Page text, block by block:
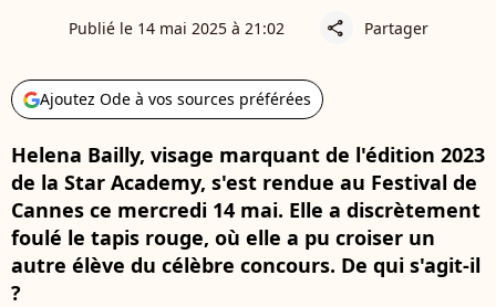
Publié le 14 mai 2025 à 21:02 share Partager
Ajoutez Ode à vos sources préférées
Helena Bailly, visage marquant de l'édition 2023
de la Star Academy, s'est rendue au Festival de
Cannes ce mercredi 14 mai. Elle a discrètement
foulé le tapis rouge, où elle a pu croiser un
autre élève du célèbre concours. De qui s'agit-il
?